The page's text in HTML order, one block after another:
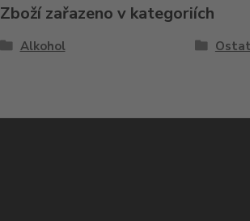
Zboží zařazeno v kategoriích
Alkohol